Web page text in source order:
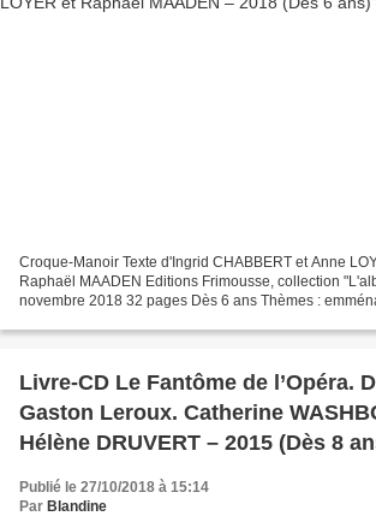
Croque-Manoir Texte d'Ingrid CHABBERT et Anne
Raphaël MAADEN Editions Frimousse, collection
novembre 2018 32 pages Dès 6 ans Thèmes :
Livre-CD Le Fantôme de l’Opéra.
Gaston Leroux. Catherine
Hélène DRUVERT – 2015 (Dès 8
Publié le 27/10/2018 à 15:14
Par Blandine